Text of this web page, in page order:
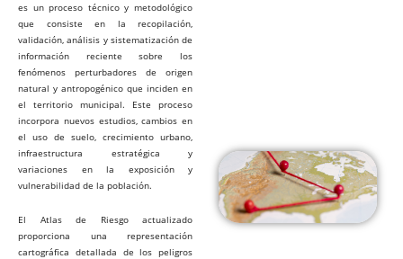
es un proceso técnico y metodológico
que consiste en la recopilación,
validación, análisis y sistematización de
información reciente sobre los
fenómenos perturbadores de origen
natural y antropogénico que inciden en
el territorio municipal. Este proceso
incorpora nuevos estudios, cambios en
el uso de suelo, crecimiento urbano,
infraestructura estratégica y
variaciones en la exposición y
vulnerabilidad de la población.
El Atlas de Riesgo actualizado
proporciona una representación
cartográfica detallada de los peligros